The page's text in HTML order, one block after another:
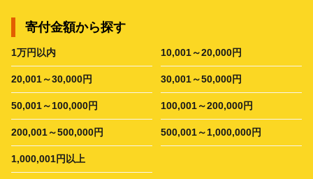
寄付金額から探す
1万円以内 10,001～20,000円
20,001～30,000円 30,001～50,000円
50,001～100,000円 100,001～200,000円
200,001～500,000円 500,001～1,000,000円
1,000,001円以上